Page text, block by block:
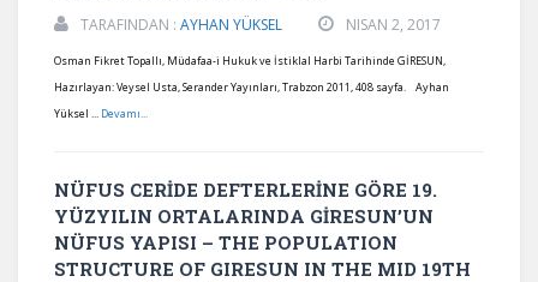
TARAFINDAN : AYHAN YÜKSEL NISAN 2, 2017
Osman Fikret Topallı, Müdafaa-i Hukuk ve İstiklal Harbi Tarihinde GİRESUN,
Hazırlayan: Veysel Usta, Serander Yayınları, Trabzon 2011, 408 sayfa. Ayhan
Yüksel ... Devamı...
NÜFUS CERİDE DEFTERLERİNE GÖRE 19.
YÜZYILIN ORTALARINDA GİRESUN’UN
NÜFUS YAPISI – THE POPULATION
STRUCTURE OF GIRESUN IN THE MID 19TH